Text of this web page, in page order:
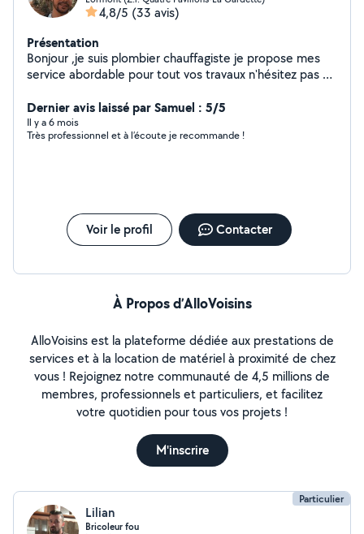
4,8/5 (33 avis)
Présentation
Bonjour ,je suis plombier chauffagiste je propose mes
service abordable pour tout vos travaux n'hésitez pas à
Dernier avis laissé par Samuel : 5/5
Il y a 6 mois
Très professionnel et à l’écoute je recommande !
Voir le profil Contacter
À Propos d’AlloVoisins
AlloVoisins est la plateforme dédiée aux prestations de
services et à la location de matériel à proximité de chez
vous ! Rejoignez notre communauté de 4,5 millions de
membres, professionnels et particuliers, et facilitez
votre quotidien pour tous vos projets !
M'inscrire
Particulier
Lilian
Bricoleur fou